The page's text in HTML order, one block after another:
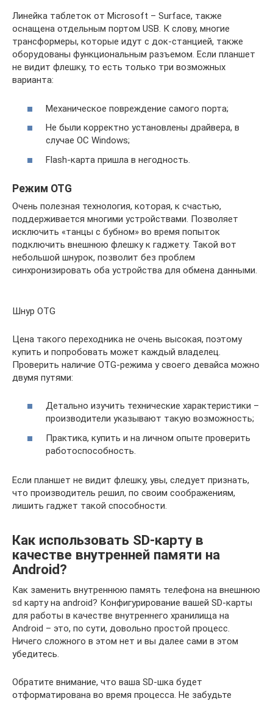
Линейка таблеток от Microsoft – Surface, также
оснащена отдельным портом USB. К слову, многие
трансформеры, которые идут с док-станцией, также
оборудованы функциональным разъемом. Если планшет
не видит флешку, то есть только три возможных
варианта:
Механическое повреждение самого порта;
Не были корректно установлены драйвера, в
случае ОС Windows;
Flash-карта пришла в негодность.
Режим OTG
Очень полезная технология, которая, к счастью,
поддерживается многими устройствами. Позволяет
исключить «танцы с бубном» во время попыток
подключить внешнюю флешку к гаджету. Такой вот
небольшой шнурок, позволит без проблем
синхронизировать оба устройства для обмена данными.
Шнур OTG
Цена такого переходника не очень высокая, поэтому
купить и попробовать может каждый владелец.
Проверить наличие OTG-режима у своего девайса можно
двумя путями:
Детально изучить технические характеристики –
производители указывают такую возможность;
Практика, купить и на личном опыте проверить
работоспособность.
Если планшет не видит флешку, увы, следует признать,
что производитель решил, по своим соображениям,
лишить гаджет такой способности.
Как использовать SD-карту в
качестве внутренней памяти на
Android?
Как заменить внутреннюю память телефона на внешнюю
sd карту на android? Конфигурирование вашей SD-карты
для работы в качестве внутреннего хранилища на
Android – это, по сути, довольно простой процесс.
Ничего сложного в этом нет и вы далее сами в этом
убедитесь.
Обратите внимание, что ваша SD-шка будет
отформатирована во время процесса. Не забудьте